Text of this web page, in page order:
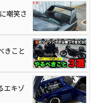
嘲笑さ
きこと
エキゾ